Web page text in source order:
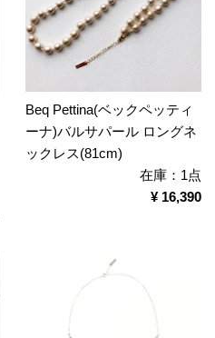
Beq Pettina(ベックペッティ
ーナ)バルサパール ロングネ
ックレス(81cm)
在庫：1点
¥ 16,390